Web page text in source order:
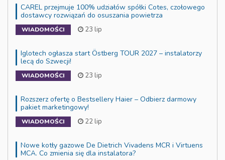
CAREL przejmuje 100% udziałów spółki Cotes, czołowego
dostawcy rozwiązań do osuszania powietrza
WIADOMOŚCI 23 lip
Iglotech ogłasza start Östberg TOUR 2027 – instalatorzy
lecą do Szwecji!
WIADOMOŚCI 23 lip
Rozszerz ofertę o Bestsellery Haier – Odbierz darmowy
pakiet marketingowy!
WIADOMOŚCI 22 lip
Nowe kotły gazowe De Dietrich Vivadens MCR i Virtuens
MCA. Co zmienia się dla instalatora?